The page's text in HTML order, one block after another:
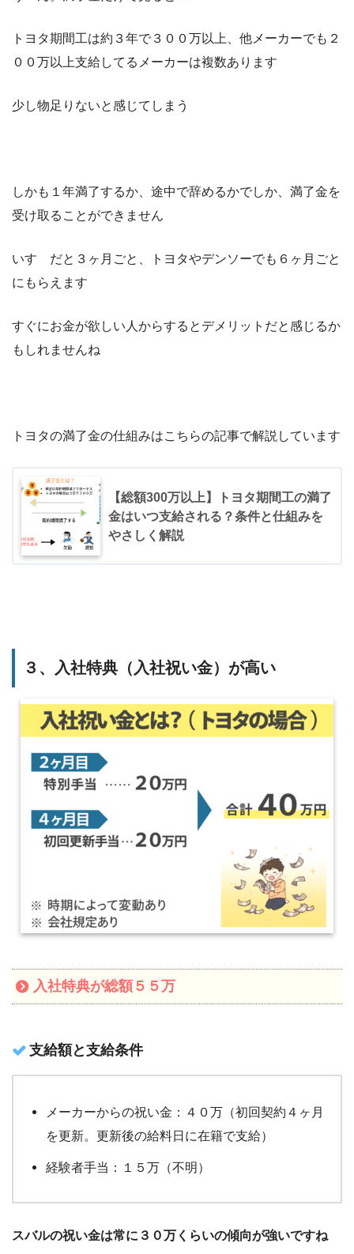
トヨタ期間工は約３年で３００万以上、他メーカーでも２
００万以上支給してるメーカーは複数あります
少し物足りないと感じてしまう
しかも１年満了するか、途中で辞めるかでしか、満了金を
受け取ることができません
いすゞだと３ヶ月ごと、トヨタやデンソーでも６ヶ月ごと
にもらえます
すぐにお金が欲しい人からするとデメリットだと感じるか
もしれませんね
トヨタの満了金の仕組みはこちらの記事で解説しています
【総額300万以上】トヨタ期間工の満了
金はいつ支給される？条件と仕組みを
やさしく解説
３、入社特典（入社祝い金）が高い
入社特典が総額５５万
支給額と支給条件
メーカーからの祝い金：４０万（初回契約４ヶ月
を更新。更新後の給料日に在籍で支給）
経験者手当：１５万（不明）
スバルの祝い金は常に３０万くらいの傾向が強いですね